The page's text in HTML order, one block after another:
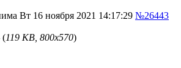
Вт 16 ноября 2021 14:17:29 №26443
(119 KB, 800x570)